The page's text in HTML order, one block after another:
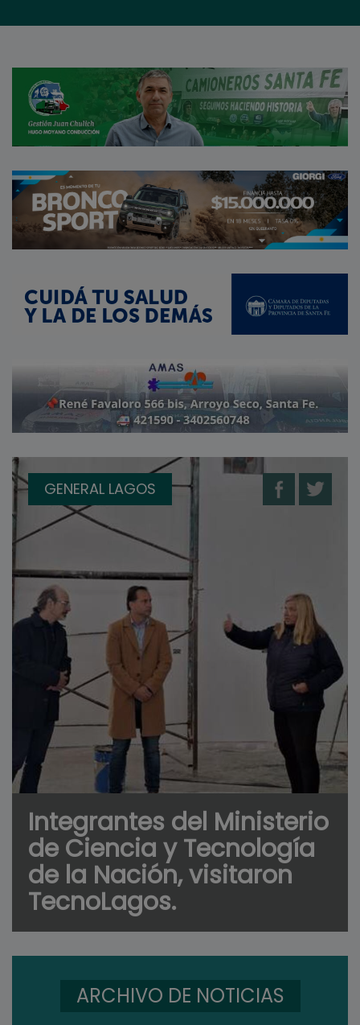
GENERAL LAGOS
Integrantes del Ministerio
de Ciencia y Tecnología
de la Nación, visitaron
TecnoLagos.
ARCHIVO DE NOTICIAS